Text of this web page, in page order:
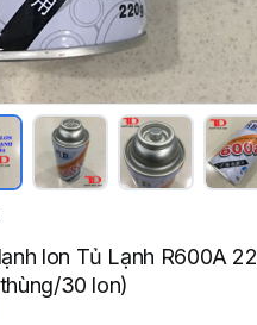
lon Tủ Lạnh R600A
30 lon)